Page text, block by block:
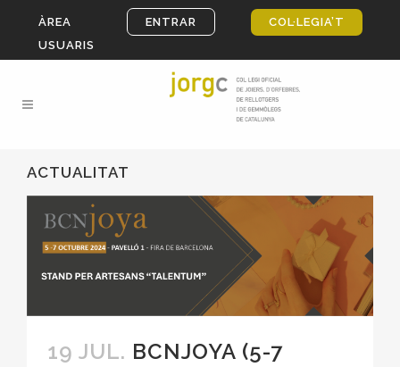
ÀREA
USUARIS
ENTRAR COL·LEGIA’T
ACTUALITAT
19 JUL. BCNJOYA (5-7